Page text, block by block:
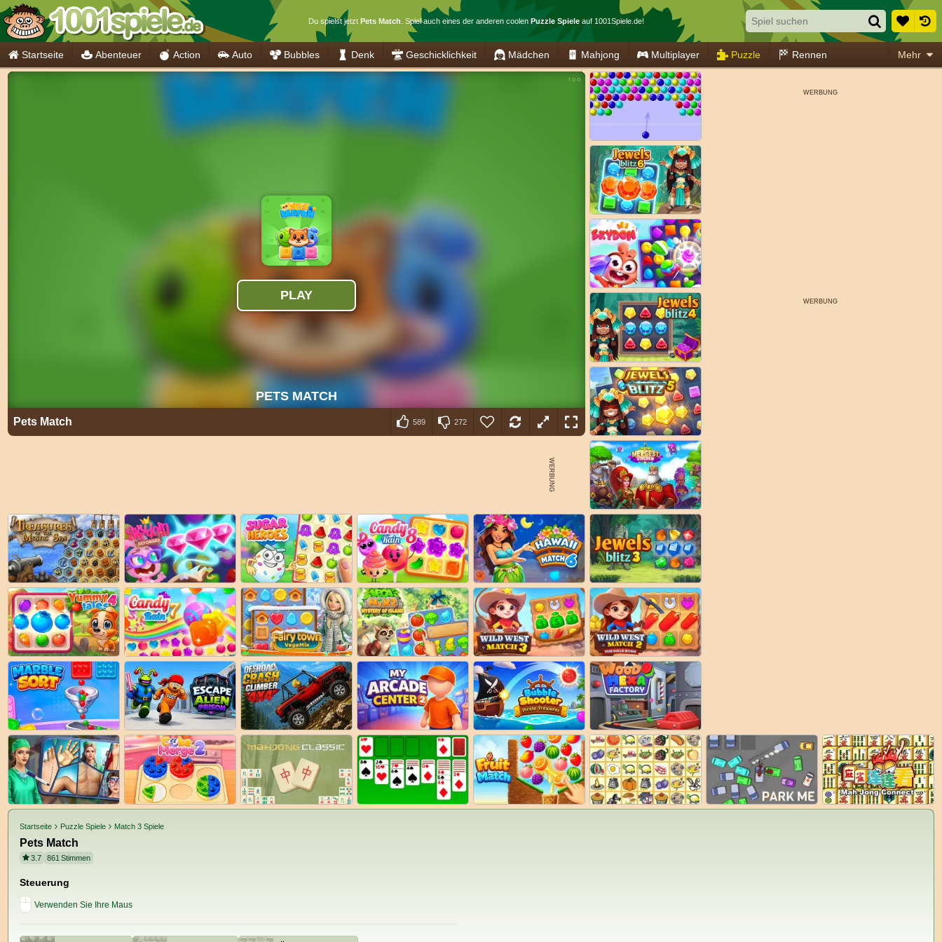
Du spielst jetzt Pets Match . Spiel auch eines der anderen coolen Puzzle Spiele auf 1001Spiele.de!
Startseite Abenteuer Action Auto Bubbles Denk Geschicklichkeit Mädchen Mahjong Multiplayer Puzzle Rennen Mehr
Pets Match 589 272
Startseite Puzzle Spiele Match 3 Spiele
Pets Match
3.7 861 Stimmen
Steuerung
Verwenden Sie Ihre Maus